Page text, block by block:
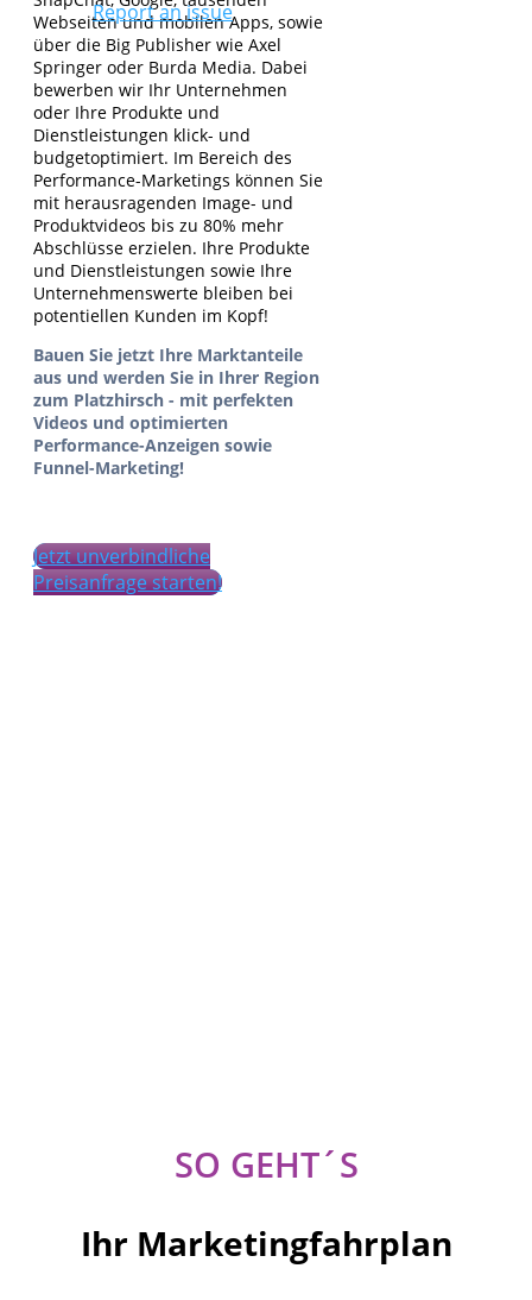
Report an issue
Webseiten und mobilen Apps, sowie
über die Big Publisher wie Axel
Springer oder Burda Media. Dabei
bewerben wir Ihr Unternehmen
oder Ihre Produkte und
Dienstleistungen klick- und
budgetoptimiert. Im Bereich des
Performance-Marketings können Sie
mit herausragenden Image- und
Produktvideos bis zu 80% mehr
Abschlüsse erzielen. Ihre Produkte
und Dienstleistungen sowie Ihre
Unternehmenswerte bleiben bei
potentiellen Kunden im Kopf!
Bauen Sie jetzt Ihre Marktanteile
aus und werden Sie in Ihrer Region
zum Platzhirsch - mit perfekten
Videos und optimierten
Performance-Anzeigen sowie
Funnel-Marketing!
Jetzt unverbindliche
Preisanfrage starten!
SO GEHT´S
Ihr Marketingfahrplan